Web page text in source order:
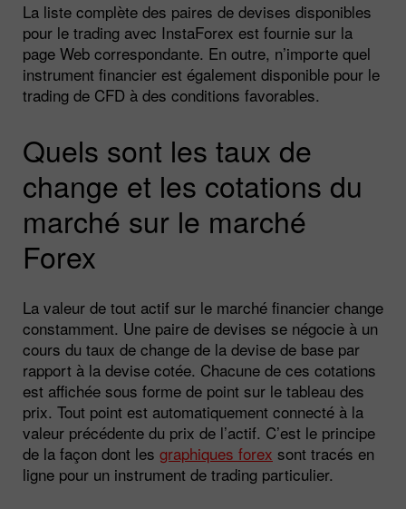
La liste complète des paires de devises disponibles
pour le trading avec InstaForex est fournie sur la
page Web correspondante. En outre, n’importe quel
instrument financier est également disponible pour le
trading de CFD à des conditions favorables.
Quels sont les taux de
change et les cotations du
marché sur le marché
Forex
La valeur de tout actif sur le marché financier change
constamment. Une paire de devises se négocie à un
cours du taux de change de la devise de base par
rapport à la devise cotée. Chacune de ces cotations
est affichée sous forme de point sur le tableau des
prix. Tout point est automatiquement connecté à la
valeur précédente du prix de l’actif. C’est le principe
de la façon dont les graphiques forex sont tracés en
ligne pour un instrument de trading particulier.